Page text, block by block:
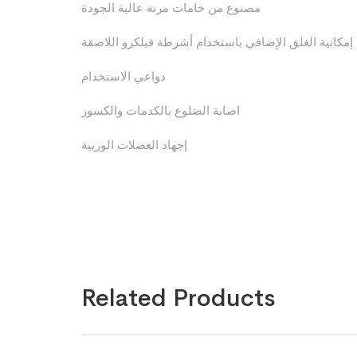
مصنوع من خامات مرنة عالية الجودة
الغلق الإضافي باستخدام أشرطة فيلكرو اللاصقة
دواعي الاستخدام
اصابة الضلوع بالكدمات والكسور
إجهاد العضلات الوربية
Related Products